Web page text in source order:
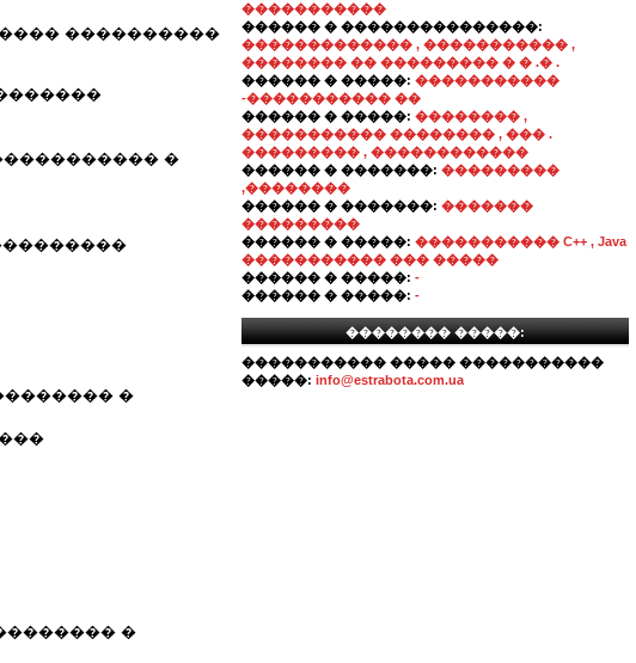
����������
�
�
�
�����������
������ � ���������������:
������������� , ����������� ,
�������� �� ��������� � � .� .
������ � �����: �����������
-����������� ��
������ � �����: �������� ,
����������� �������� , ��� .
��������� , ������������
������ � �������: ���������
,��������
������ � �������: �������
���������
������ � �����: ����������� C++ , Java
����������� ��� �����
������ � �����: -
������ � �����: -
�������� �����:
����������� ����� �����������
�����: info@estrabota.com.ua